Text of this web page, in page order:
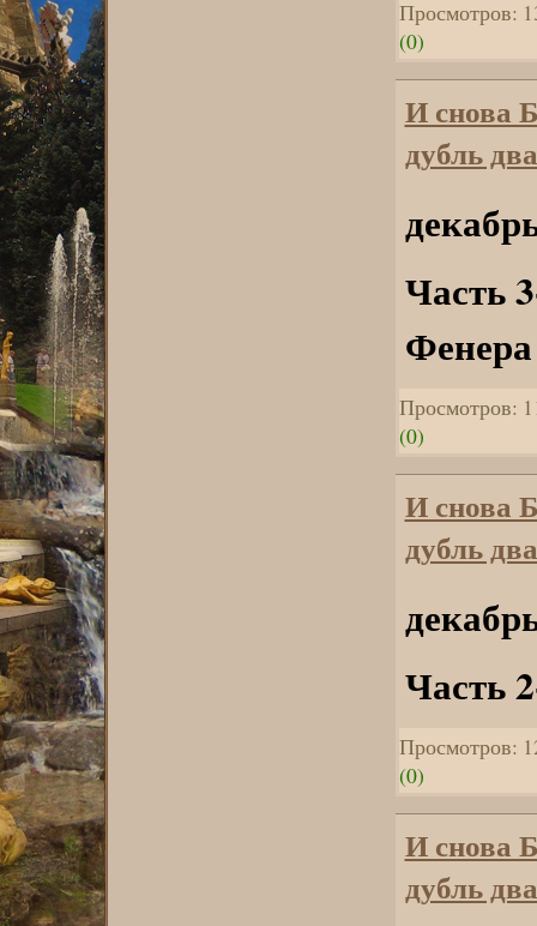
Просмотров:
(0)
И снова
дубль
Часть
Фенера
Просмотров:
(0)
И снова
дубль
Часть
Просмотров:
(0)
И снова
дубль